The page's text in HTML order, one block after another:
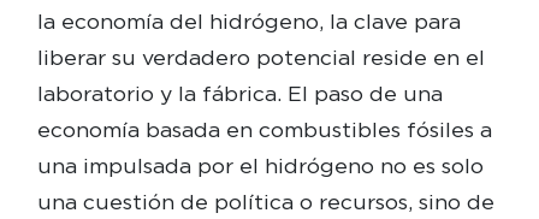
la economía del hidrógeno, la clave para
liberar su verdadero potencial reside en el
laboratorio y la fábrica. El paso de una
economía basada en combustibles fósiles a
una impulsada por el hidrógeno no es solo
una cuestión de política o recursos, sino de